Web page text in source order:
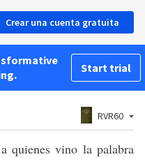
Crear una cuenta gratuita
Start trial
RVR60
quienes vino la palabra